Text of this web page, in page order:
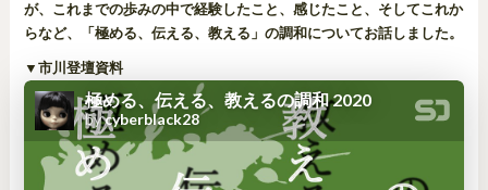
が、これまでの歩みの中で経験したこと、感じたこと、そしてこれか
らなど、「極める、伝える、教える」の調和についてお話しました。
▼市川登壇資料